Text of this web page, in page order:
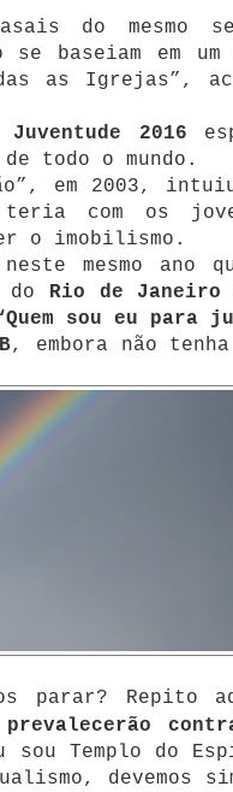
do mesmo
se baseiam em
as Igrejas”,
2016
todo o mundo.
em 2003,
com os
o imobilismo.
mesmo ano
do Rio de Janeiro
sou eu para
, embora não
parar? Repito
Templo do
devemos